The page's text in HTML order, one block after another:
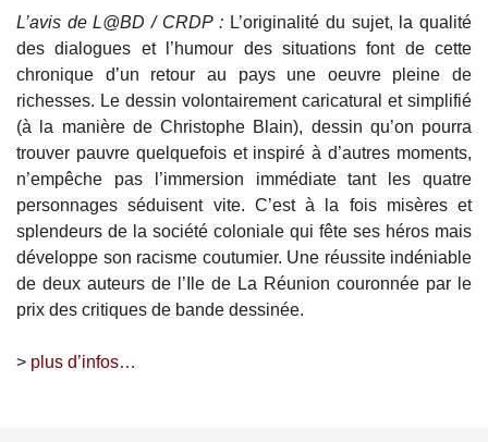
L’avis de L@BD / CRDP : L’originalité du sujet, la qualité
des dialogues et l’humour des situations font de cette
chronique d’un retour au pays une oeuvre pleine de
richesses. Le dessin volontairement caricatural et simplifié
(à la manière de Christophe Blain), dessin qu’on pourra
trouver pauvre quelquefois et inspiré à d’autres moments,
n’empêche pas l’immersion immédiate tant les quatre
personnages séduisent vite. C’est à la fois misères et
splendeurs de la société coloniale qui fête ses héros mais
développe son racisme coutumier. Une réussite indéniable
de deux auteurs de l’Ile de La Réunion couronnée par le
prix des critiques de bande dessinée.
> plus d’infos…